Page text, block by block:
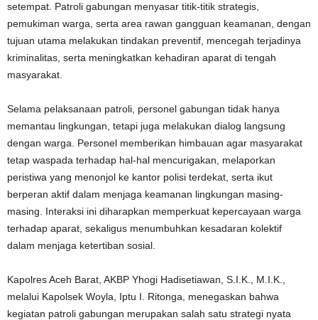
setempat. Patroli gabungan menyasar titik-titik strategis,
pemukiman warga, serta area rawan gangguan keamanan, dengan
tujuan utama melakukan tindakan preventif, mencegah terjadinya
kriminalitas, serta meningkatkan kehadiran aparat di tengah
masyarakat.
Selama pelaksanaan patroli, personel gabungan tidak hanya
memantau lingkungan, tetapi juga melakukan dialog langsung
dengan warga. Personel memberikan himbauan agar masyarakat
tetap waspada terhadap hal-hal mencurigakan, melaporkan
peristiwa yang menonjol ke kantor polisi terdekat, serta ikut
berperan aktif dalam menjaga keamanan lingkungan masing-
masing. Interaksi ini diharapkan memperkuat kepercayaan warga
terhadap aparat, sekaligus menumbuhkan kesadaran kolektif
dalam menjaga ketertiban sosial.
Kapolres Aceh Barat, AKBP Yhogi Hadisetiawan, S.I.K., M.I.K.,
melalui Kapolsek Woyla, Iptu I. Ritonga, menegaskan bahwa
kegiatan patroli gabungan merupakan salah satu strategi nyata